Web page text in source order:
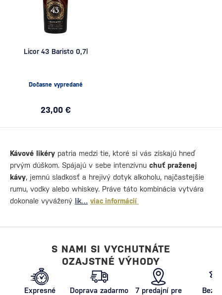
Licor 43 Baristo 0,7l
Dočasne vypredané
23,00 €
Kávové likéry patria medzi tie, ktoré si vás získajú hneď
prvým dúškom. Spájajú v sebe intenzívnu chuť praženej
kávy, jemnú sladkosť a hrejivý dotyk alkoholu, najčastejšie
rumu, vodky alebo whiskey. Práve táto kombinácia vytvára
dokonale vyvážený lik… viac informácií
S NAMI SI VYCHUTNÁTE
OZAJSTNÉ VÝHODY
Expresné
Doprava zadarmo
7 predajní pre